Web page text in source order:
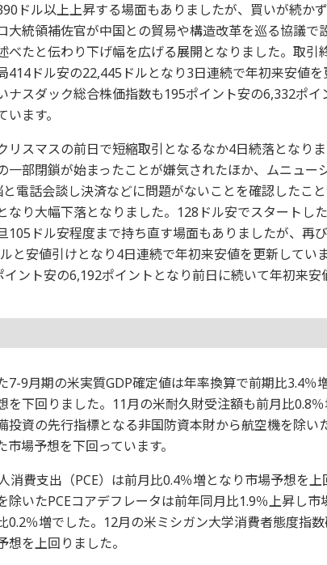
ドル以上上昇する場面もありましたが、買いが続か
大統領補佐官が中国との貿易や構造改革を巡る協議で
べたと伝わり下げ幅を広げる展開となりました。取引
414ドル安の22,445ドルとなり3日連続で年初来安値
ナスダック総合株価指数も195ポイント安の6,332ポ
ます。
リスマスの前日で短縮取引となるなか4日続落となり
一部閉鎖が始まったことが嫌気されたほか、ムニュー
電話会談し決済などに問題がないことを確認したこ
なり大幅下落となりました。128ドル安でスタートし
105ドル安程度まで持ち直す場面もありましたが、再
と安値引けとなり4日連続で年初来安値を更新してい
ント安の6,192ポイントとなり前日に続いて年初来安
7-9月期の米実質GDP確定値は年率換算で前期比3.4％
を下回りました。11月の米耐久財受注額も前月比0.8
投資の先行指標となる非国防資本財から航空機を除い
場予想を下回っています。
消費支出（PCE）は前月比0.4％増となり市場予想を
除いたPCEコアデフレータは前年同月比1.9％上昇し市
0.2％増でした。12月の米ミシガン大学消費者態度指
を上回りました。